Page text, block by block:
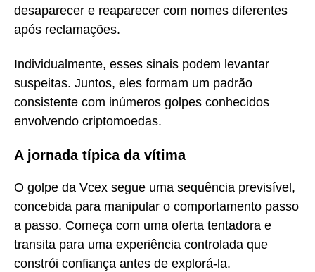
desaparecer e reaparecer com nomes diferentes
após reclamações.
Individualmente, esses sinais podem levantar
suspeitas. Juntos, eles formam um padrão
consistente com inúmeros golpes conhecidos
envolvendo criptomoedas.
A jornada típica da vítima
O golpe da Vcex segue uma sequência previsível,
concebida para manipular o comportamento passo
a passo. Começa com uma oferta tentadora e
transita para uma experiência controlada que
constrói confiança antes de explorá-la.